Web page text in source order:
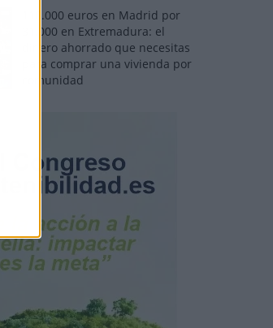
110.000 euros en Madrid por
31.000 en Extremadura: el
dinero ahorrado que necesitas
para comprar una vivienda por
comunidad